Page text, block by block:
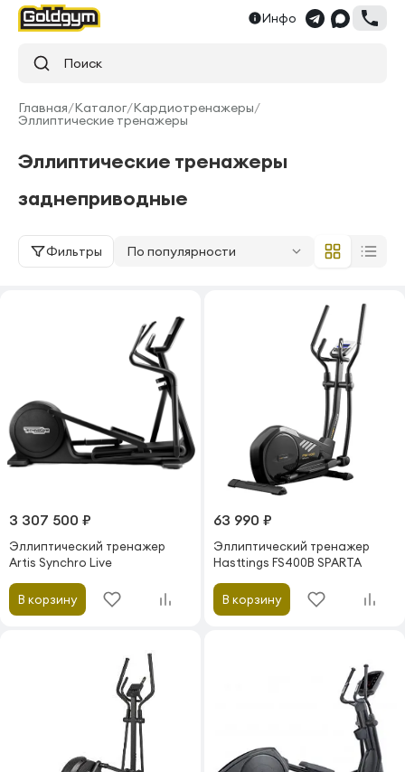
Инфо
Поиск
Главная/Каталог/Кардиотренажеры/
Эллиптические тренажеры
Эллиптические тренажеры
заднеприводные
Фильтры
3 307 500 ₽
Эллиптический тренажер
Artis Synchro Live
В корзину
63 990 ₽
Эллиптический тренажер
Hasttings FS400B SPARTA
В корзину